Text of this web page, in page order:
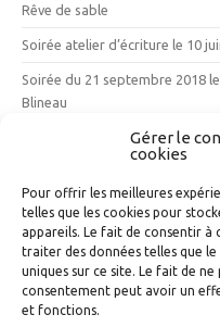
Gérer le
cookies
Pour offrir les meilleures
telles que les cookies pour
appareils. Le fait de consentir à
traiter des données telles que
uniques sur ce site. Le fait de
consentement peut avoir un
et fonctions.
Rêve de sable
Soirée atelier d’écriture le 10
Soirée du 21 septembre 2018
Blineau
Vendredi 12 mai 2017 : les 10
Nuage d’étiquettes
L'Atelier d'écriture La
Grand Narbonne